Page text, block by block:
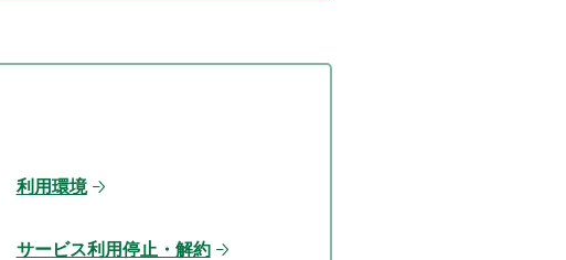
利用環境
サービス利用停止・解約